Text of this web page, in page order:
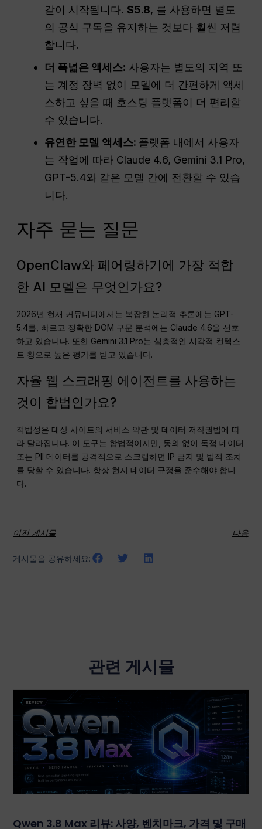
같이 시작됩니다.$5.8, 를 사용하면 별도
의 공식 구독을 유지하는 것보다 훨씬 저렴
합니다.
더 폭넓은 액세스: 사용자는 별도의 지역 또
는 계정 장벽 없이 모델에 더 간편하게 액세
스하고 싶을 때 호스팅 플랫폼이 더 편리할
수 있습니다.
유연한 모델 액세스: 플랫폼 내에서 사용자
는 작업에 따라 Claude 4.6, Gemini 3.1 Pro,
GPT-5.4와 같은 모델 간에 전환할 수 있습
니다.
자주 묻는 질문
OpenClaw와 페어링하기에 가장 적합
한 AI 모델은 무엇인가요?
2026년 현재 커뮤니티에서는 복잡한 논리적 추론에는 GPT-
5.4를, 빠르고 정확한 DOM 구문 분석에는 Claude 4.6을 선호
하고 있습니다. 또한 Gemini 3.1 Pro는 심층적인 시각적 컨텍스
트 창으로 높은 평가를 받고 있습니다.
자율 웹 스크래핑 에이전트를 사용하는
것이 합법인가요?
적법성은 대상 사이트의 서비스 약관 및 데이터 저작권법에 따
라 달라집니다. 이 도구는 합법적이지만, 동의 없이 독점 데이터
또는 PII 데이터를 공격적으로 스크랩하면 IP 금지 및 법적 조치
를 당할 수 있습니다. 항상 현지 데이터 규정을 준수해야 합니
다.
이전 게시물 다음
게시물을 공유하세요:
관련 게시물
Qwen 3.8 Max 리뷰: 사양, 벤치마크, 가격 및 구매